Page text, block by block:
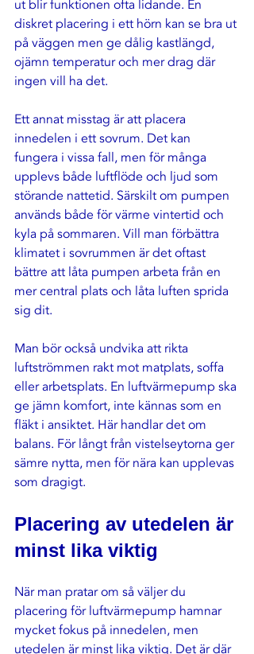
ut blir funktionen ofta lidande. En
diskret placering i ett hörn kan se bra ut
på väggen men ge dålig kastlängd,
ojämn temperatur och mer drag där
ingen vill ha det.
Ett annat misstag är att placera
innedelen i ett sovrum. Det kan
fungera i vissa fall, men för många
upplevs både luftflöde och ljud som
störande nattetid. Särskilt om pumpen
används både för värme vintertid och
kyla på sommaren. Vill man förbättra
klimatet i sovrummen är det oftast
bättre att låta pumpen arbeta från en
mer central plats och låta luften sprida
sig dit.
Man bör också undvika att rikta
luftströmmen rakt mot matplats, soffa
eller arbetsplats. En luftvärmepump ska
ge jämn komfort, inte kännas som en
fläkt i ansiktet. Här handlar det om
balans. För långt från vistelseytorna ger
sämre nytta, men för nära kan upplevas
som dragigt.
Placering av utedelen är
minst lika viktig
När man pratar om så väljer du
placering för luftvärmepump hamnar
mycket fokus på innedelen, men
utedelen är minst lika viktig. Det är där